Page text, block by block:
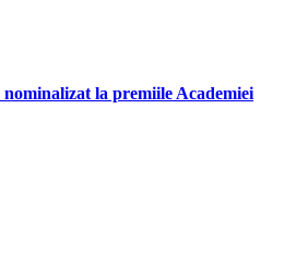
la premiile Academiei